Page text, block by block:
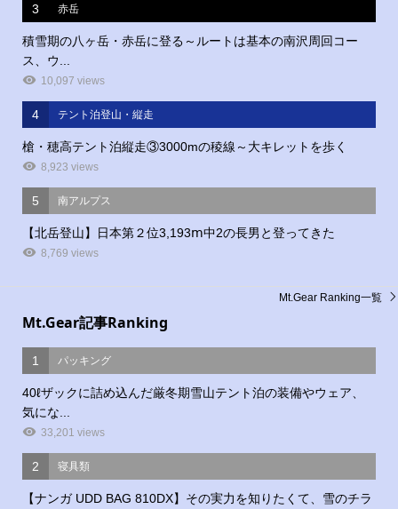
3 赤岳
積雪期の八ヶ岳・赤岳に登る～ルートは基本の南沢周回コー
ス、ウ...
10,097 views
4 テント泊登山・縦走
槍・穂高テント泊縦走③3000mの稜線～大キレットを歩く
8,923 views
5 南アルプス
【北岳登山】日本第２位3,193ⅿ中2の長男と登ってきた
8,769 views
Mt.Gear記事Ranking
1 パッキング
40ℓザックに詰め込んだ厳冬期雪山テント泊の装備やウェア、
気にな...
33,201 views
2 寝具類
【ナンガ UDD BAG 810DX】その実力を知りたくて、雪のチラ
Mt.Gear Ranking一覧